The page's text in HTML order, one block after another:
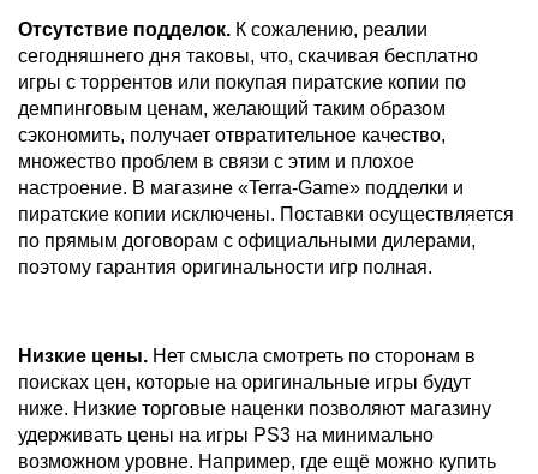
Отсутствие подделок. К сожалению, реалии
сегодняшнего дня таковы, что, скачивая бесплатно
игры с торрентов или покупая пиратские копии по
демпинговым ценам, желающий таким образом
сэкономить, получает отвратительное качество,
множество проблем в связи с этим и плохое
настроение. В магазине «Terra-Game» подделки и
пиратские копии исключены. Поставки осуществляется
по прямым договорам с официальными дилерами,
поэтому гарантия оригинальности игр полная.
Низкие цены. Нет смысла смотреть по сторонам в
поисках цен, которые на оригинальные игры будут
ниже. Низкие торговые наценки позволяют магазину
удерживать цены на игры PS3 на минимально
возможном уровне. Например, где ещё можно купить